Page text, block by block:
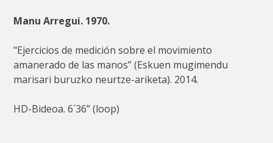
Manu Arregui. 1970.
"Ejercicios de medición sobre el movimiento
amanerado de las manos” (Eskuen mugimendu
marisari buruzko neurtze-ariketa). 2014.
HD-Bideoa. 6´36” (loop)